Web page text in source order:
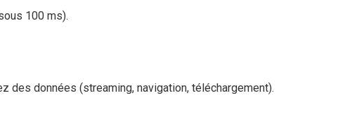
100 ms).
des données (streaming, navigation, téléchargement).